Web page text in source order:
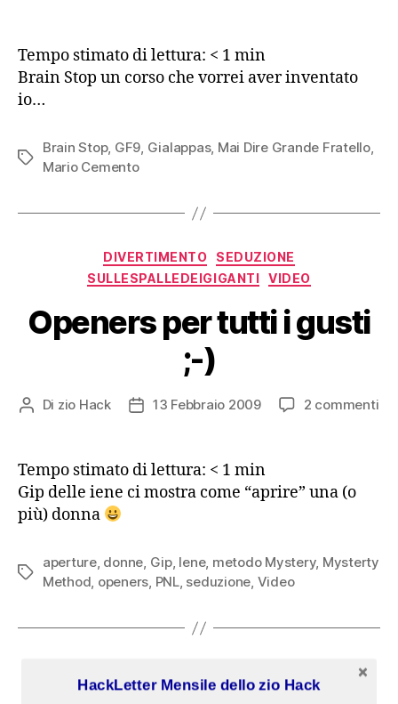
Tempo stimato di lettura: < 1 min
Brain Stop un corso che vorrei aver inventato
io…
Tag
Brain Stop, GF9, Gialappas, Mai Dire Grande Fratello,
Mario Cemento
Categorie
DIVERTIMENTO
SEDUZIONE
SULLESPALLEDEIGIGANTI VIDEO
Openers per tutti i gusti
;-)
Autore
Di zio Hack
Data13 Febbraio 2009 2 commentisu
Tempo stimato di lettura: < 1 min
Gip delle iene ci mostra come “aprire” una (o
più) donna
Tag
aperture, donne, Gip, Iene, metodo Mystery, Mysterty
Method, openers, PNL, seduzione, Video
PRODUTTIVITÀ
HackLetter Mensile dello zio Hack